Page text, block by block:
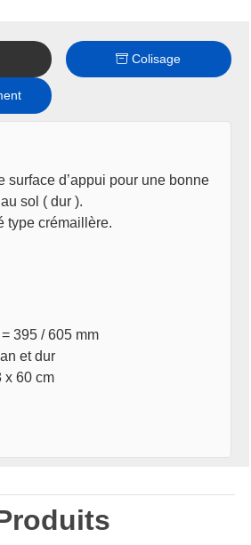
Colisage
surface d’appui pour une bonne
sol ( dur ).
type crémaillère.
395 / 605 mm
et dur
x 60 cm